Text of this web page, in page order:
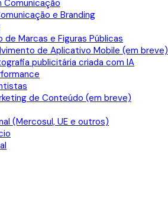
Comunicação
e Branding
Marcas e Figuras Públicas
de Aplicativo Mobile (em breve)
publicitária criada com IA
de Conteúdo (em breve)
(Mercosul, UE e outros)